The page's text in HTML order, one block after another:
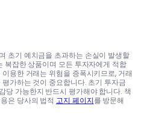
초기 예치금을 초과하는 손실이 발생할
복잡한 상품이며 모든 투자자에게 적합
용한 거래는 위험을 증폭시키므로, 거래
가하는 것이 중요합니다. 초기 투자금
당 가능한지 반드시 평가해야 합니다. 책
은 당사의 법적 고지 페이지를 방문해